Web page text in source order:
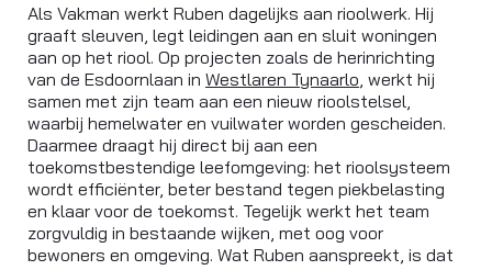
Als Vakman werkt Ruben dagelijks aan rioolwerk. Hij
graaft sleuven, legt leidingen aan en sluit woningen
aan op het riool. Op projecten zoals de herinrichting
van de Esdoornlaan in Westlaren Tynaarlo , werkt hij
samen met zijn team aan een nieuw rioolstelsel,
waarbij hemelwater en vuilwater worden gescheiden.
Daarmee draagt hij direct bij aan een
toekomstbestendige leefomgeving: het rioolsysteem
wordt efficiënter, beter bestand tegen piekbelasting
en klaar voor de toekomst. Tegelijk werkt het team
zorgvuldig in bestaande wijken, met oog voor
bewoners en omgeving. Wat Ruben aanspreekt, is dat